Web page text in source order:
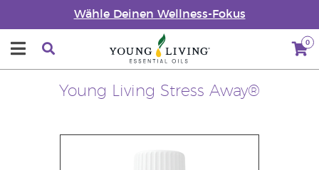
Wähle Deinen Wellness-Fokus
0
Young Living Stress Away®